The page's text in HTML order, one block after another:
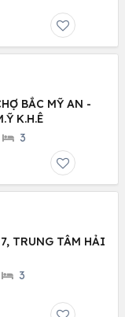
BẮC MỸ AN -
K.H.Ê
3
TRUNG TÂM HẢI
3